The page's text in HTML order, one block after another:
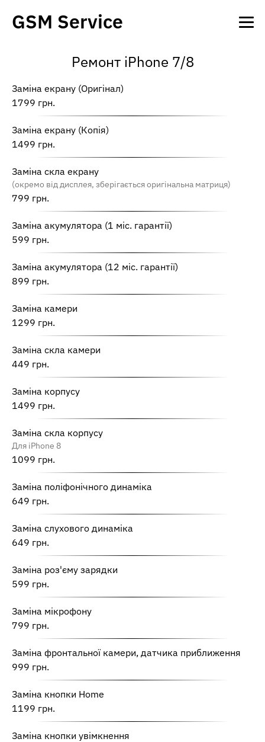
GSM Service
Ремонт iPhone 7/8
Заміна екрану (Оригінал)
1799 грн.
Заміна екрану (Копія)
1499 грн.
Заміна скла екрану
(окремо від дисплея, зберігається оригінальна матриця)
799 грн.
Заміна акумулятора (1 міс. гарантії)
599 грн.
Заміна акумулятора (12 міс. гарантії)
899 грн.
Заміна камери
1299 грн.
Заміна скла камери
449 грн.
Заміна корпусу
1499 грн.
Заміна скла корпусу
Для iPhone 8
1099 грн.
Заміна поліфонічного динаміка
649 грн.
Заміна слухового динаміка
649 грн.
Заміна роз'єму зарядки
599 грн.
Заміна мікрофону
799 грн.
Заміна фронтальної камери, датчика приближення
999 грн.
Заміна кнопки Home
1199 грн.
Заміна кнопки увімкнення